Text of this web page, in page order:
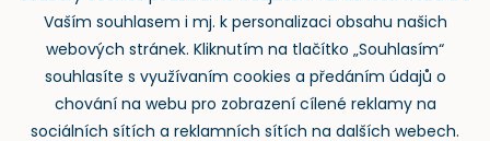
Zpětný odběr
Vaším souhlasem i mj. k personalizaci obsahu našich
webových stránek. Kliknutím na tlačítko „Souhlasím“
souhlasíte s využívaním cookies a předáním údajů o
chování na webu pro zobrazení cílené reklamy na
sociálních sítích a reklamních sítích na dalších webech.